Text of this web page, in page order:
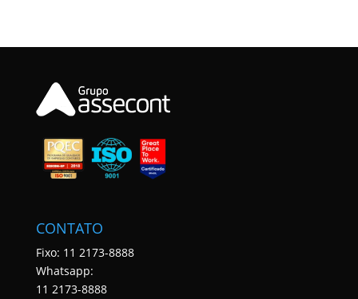
CONTATO
Fixo: 11 2173-8888
Whatsapp:
11 2173-8888